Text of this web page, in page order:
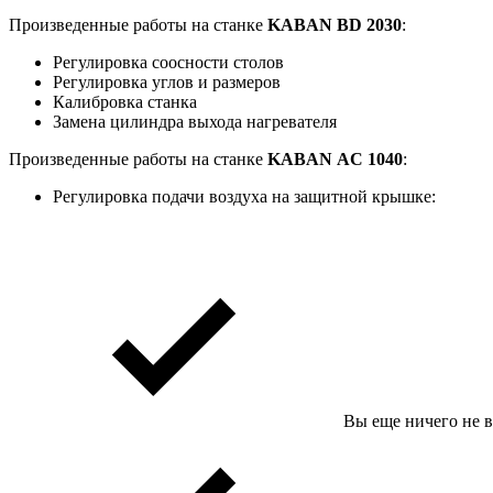
Произведенные работы на станке KABAN BD 2030:
Регулировка соосности столов
Регулировка углов и размеров
Калибровка станка
Замена цилиндра выхода нагревателя
Произведенные работы на станке KABAN AC 1040:
Регулировка подачи воздуха на защитной крышке:
Вы еще ничего не